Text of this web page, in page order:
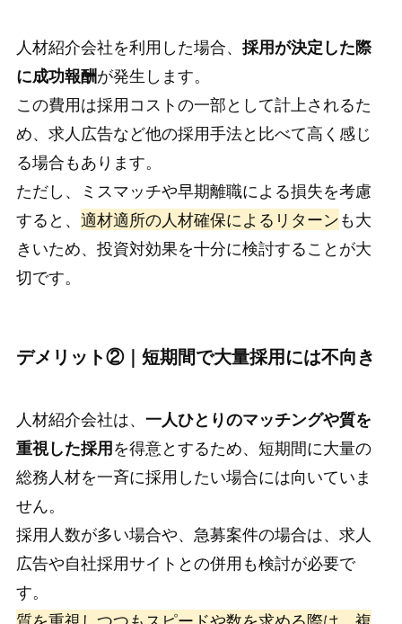
人材紹介会社を利用した場合、 採用が決定した際
に成功報酬が発生します。
この費用は採用コストの一部として計上されるた
め、求人広告など他の採用手法と比べて高く感じ
る場合もあります。
ただし、ミスマッチや早期離職による損失を考慮
すると、 適材適所の人材確保によるリターンも大
きいため、投資対効果を十分に検討することが大
切です。
デメリット②｜短期間で大量採用には不向き
人材紹介会社は、 一人ひとりのマッチングや質を
重視した採用を得意とするため、短期間に大量の
総務人材を一斉に採用したい場合には向いていま
せん。
採用人数が多い場合や、急募案件の場合は、求人
広告や自社採用サイトとの併用も検討が必要で
す。